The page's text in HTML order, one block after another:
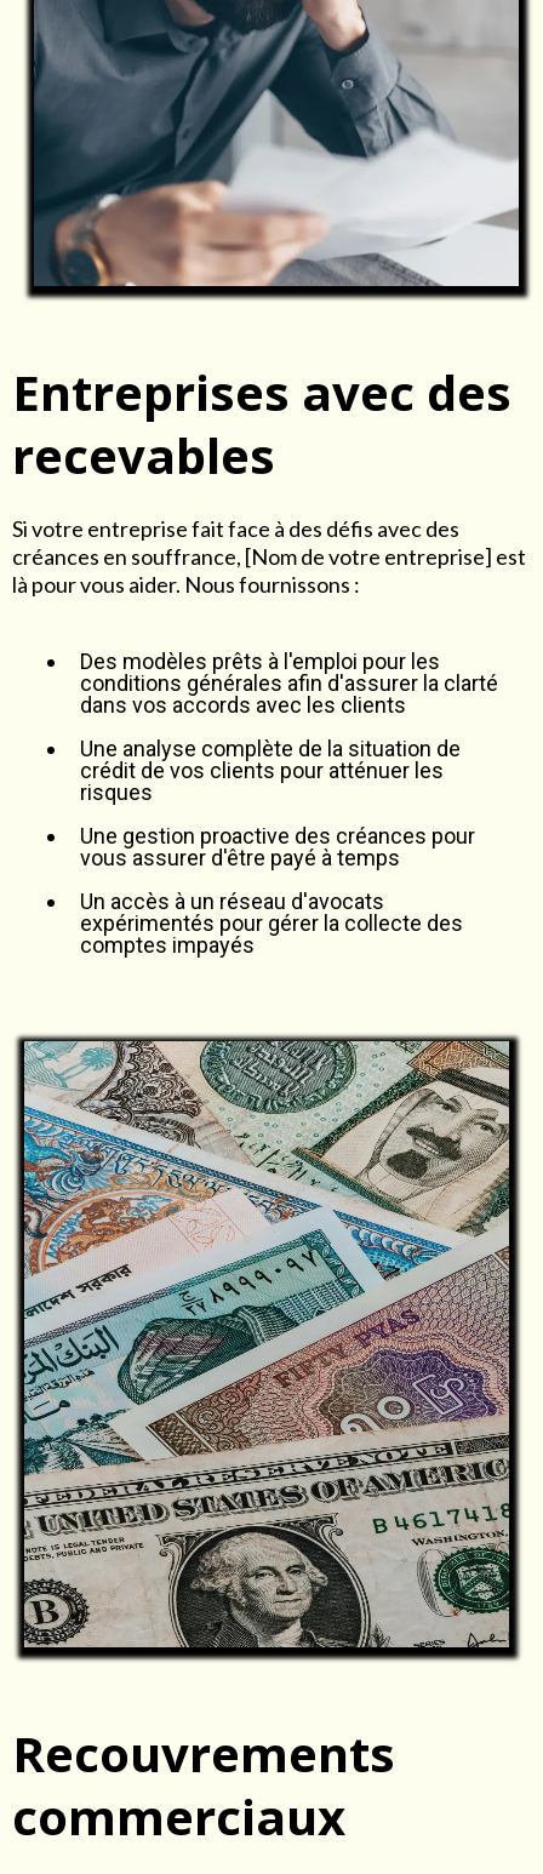
Entreprises avec des
recevables
Si votre entreprise fait face à des défis avec des
créances en souffrance, [Nom de votre entreprise] est
là pour vous aider. Nous fournissons :
Des modèles prêts à l'emploi pour les
conditions générales afin d'assurer la clarté
dans vos accords avec les clients
Une analyse complète de la situation de
crédit de vos clients pour atténuer les
risques
Une gestion proactive des créances pour
vous assurer d'être payé à temps
Un accès à un réseau d'avocats
expérimentés pour gérer la collecte des
comptes impayés
Recouvrements
commerciaux